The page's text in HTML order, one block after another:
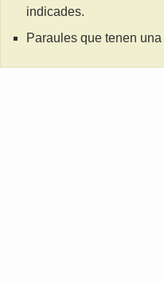
indicades.
Paraules que tenen